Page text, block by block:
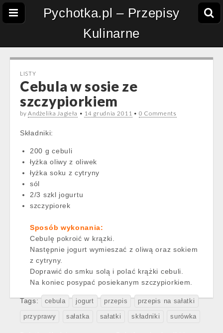
Pychotka.pl – Przepisy
Kulinarne
LISTY
Cebula w sosie ze
szczypiorkiem
byAndżelika Jagieła • 14 grudnia 2011 • 0 Comments
Składniki:
200 g cebuli
łyżka oliwy z oliwek
łyżka soku z cytryny
sól
2/3 szkl jogurtu
szczypiorek
Sposób wykonania:
Cebulę pokroić w krązki.
Następnie jogurt wymieszać z oliwą oraz sokiem
z cytryny.
Doprawić do smku solą i polać krążki cebuli.
Na koniec posypać posiekanym szczypiorkiem.
Tags: cebula jogurt przepis przepis na sałatki
przyprawy sałatka sałatki składniki surówka